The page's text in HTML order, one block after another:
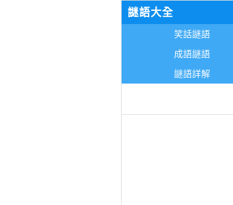
謎語大全
笑話謎語
成語謎語
謎語詳解